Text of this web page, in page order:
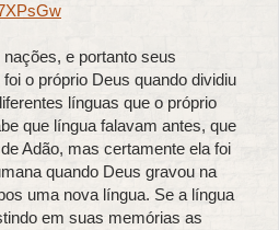
e portanto seus
o próprio Deus quando dividiu
línguas que o próprio
que língua falavam antes, que
Adão, mas certamente ela foi
quando Deus gravou na
uma nova língua. Se a língua
em suas memórias as